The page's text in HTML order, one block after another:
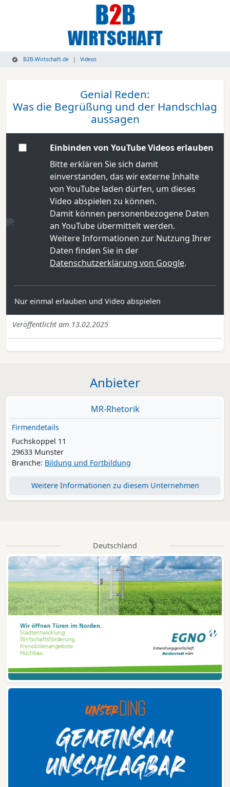
B2B-Wirtschaft.de Videos
Genial Reden:
Was die Begrüßung und der Handschlag
aussagen
Einbinden von YouTube Videos erlauben
Bitte erklären Sie sich damit
einverstanden, das wir externe Inhalte
von YouTube laden dürfen, um dieses
Video abspielen zu können.
Damit können personenbezogene Daten
an YouTube übermittelt werden.
Weitere Informationen zur Nutzung Ihrer
Daten finden Sie in der
Datenschutzerklärung von Google.
Nur einmal erlauben und Video abspielen
Veröffentlicht am 13.02.2025
Anbieter
MR-Rhetorik
Firmendetails
Fuchskoppel 11
29633 Munster
Branche: Bildung und Fortbildung
Weitere Informationen zu diesem Unternehmen
Deutschland